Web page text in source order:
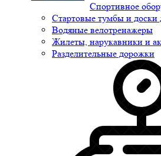
Спортивное
Стартовые тумбы и доски
Водяные велотренажеры
Жилеты, нарукавники и
Разделительные дорожки